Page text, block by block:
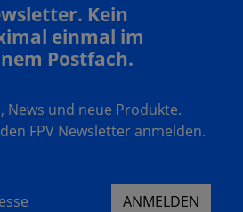
Kein
einmal im
Postfach.
News und neue Produkte.
FPV Newsletter anmelden.
ANMELDEN